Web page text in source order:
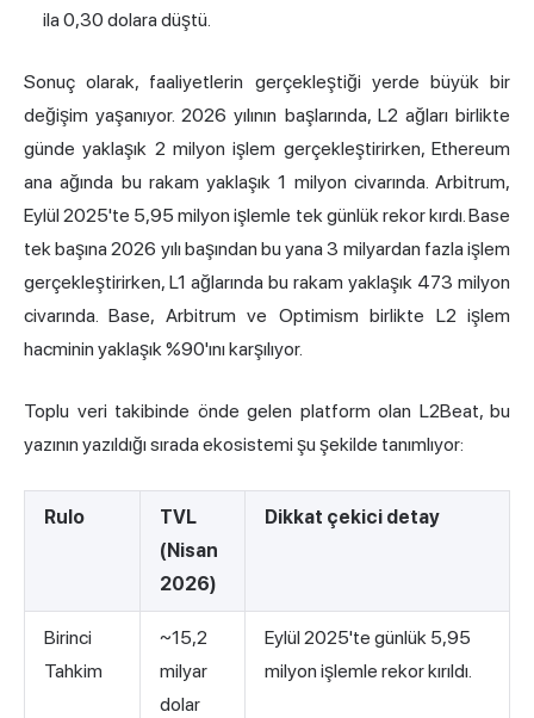
ila 0,30 dolara düştü.
Sonuç olarak, faaliyetlerin gerçekleştiği yerde büyük bir
değişim yaşanıyor. 2026 yılının başlarında, L2 ağları birlikte
günde yaklaşık 2 milyon işlem gerçekleştirirken, Ethereum
ana ağında bu rakam yaklaşık 1 milyon civarında. Arbitrum,
Eylül 2025'te 5,95 milyon işlemle tek günlük rekor kırdı. Base
tek başına 2026 yılı başından bu yana 3 milyardan fazla işlem
gerçekleştirirken, L1 ağlarında bu rakam yaklaşık 473 milyon
civarında. Base, Arbitrum ve Optimism birlikte L2 işlem
hacminin yaklaşık %90'ını karşılıyor.
Toplu veri takibinde önde gelen platform olan L2Beat, bu
yazının yazıldığı sırada ekosistemi şu şekilde tanımlıyor:
Rulo
TVL
(Nisan
2026)
Dikkat çekici detay
Birinci
Tahkim
~15,2
milyar
dolar
Eylül 2025'te günlük 5,95
milyon işlemle rekor kırıldı.